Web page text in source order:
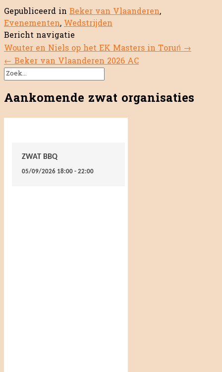
Gepubliceerd in Beker van Vlaanderen,
Evenementen, Wedstrijden
Bericht navigatie
Wouter en Niels op het EK Masters in Toruń→
←Beker van Vlaanderen 2026 AC
Aankomende zwat organisaties